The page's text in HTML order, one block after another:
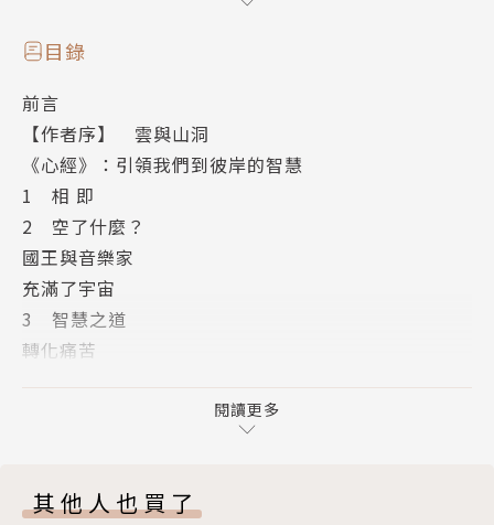
正是因為二元思想等固有認知所導致。佛陀希望修行者
能通過《心經》的教導，破除二元思想、分別心等既定
心概念。
一行禪師曾在梅村多次講解與教導《心經》，他首次教
導《心經》是在西元1998年，最近幾次關於《心經》
的教授則是在西元2014年，這幾次的教導也收錄在本
書裡。本書除了是一行禪師對經典的闡釋，也是他幾十
年來學習與實修的成果。
《心經》是佛法的精隨，兩千多年不斷被傳誦，字數最
一行禪師Thich Nhat Hanh
目錄
前言
【作者序】 雲與山洞
《心經》：引領我們到彼岸的智慧
1 相 即
2 空了什麼？
國王與音樂家
充滿了宇宙
3 智慧之道
轉化痛苦
說一切有部
閱讀更多
其他人也買了